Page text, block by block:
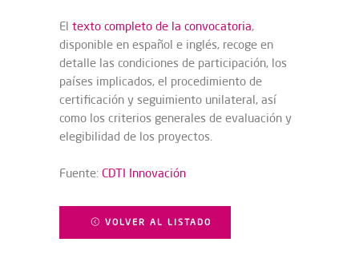
El texto completo de la convocatoria,
disponible en español e inglés, recoge en
detalle las condiciones de participación, los
países implicados, el procedimiento de
certificación y seguimiento unilateral, así
como los criterios generales de evaluación y
elegibilidad de los proyectos.
Fuente: CDTI Innovación
VOLVER AL LISTADO